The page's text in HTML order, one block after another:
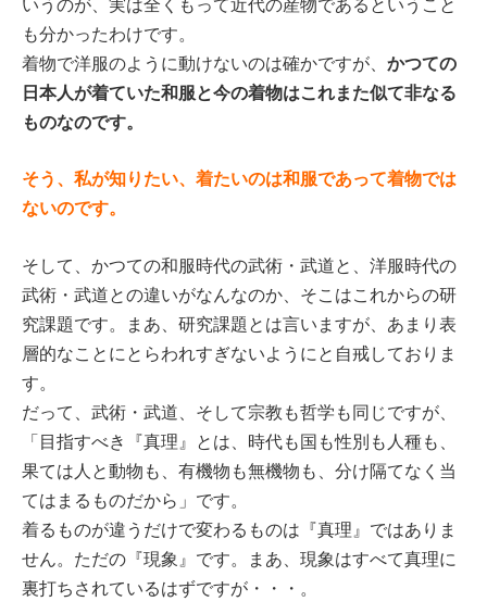
も分かったわけです。
着物で洋服のように動けないのは確かですが、 かつての
日本人が着ていた和服と今の着物はこれまた似て非なる
ものなのです。
そう、私が知りたい、着たいのは和服であって着物では
ないのです。
そして、かつての和服時代の武術・武道と、洋服時代の
武術・武道との違いがなんなのか、そこはこれからの研
究課題です。まあ、研究課題とは言いますが、あまり表
層的なことにとらわれすぎないようにと自戒しておりま
す。
だって、武術・武道、そして宗教も哲学も同じですが、
「目指すべき『真理』とは、時代も国も性別も人種も、
果ては人と動物も、有機物も無機物も、分け隔てなく当
てはまるものだから」です。
着るものが違うだけで変わるものは『真理』ではありま
せん。ただの『現象』です。まあ、現象はすべて真理に
裏打ちされているはずですが・・・。